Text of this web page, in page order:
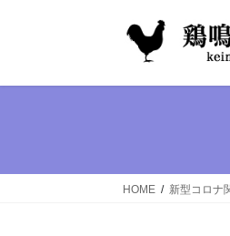
HOME 新型コロナ